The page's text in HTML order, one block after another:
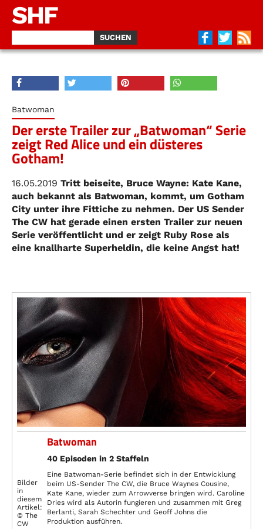
SHF
Batwoman
Der erste Trailer zur „Batwoman“ Serie
zeigt Red Alice und ein düsteres
Gotham!
16.05.2019 Tritt beiseite, Bruce Wayne: Kate Kane,
auch bekannt als Batwoman, kommt, um Gotham
City unter ihre Fittiche zu nehmen. Der US Sender
The CW hat gerade einen ersten Trailer zur neuen
Serie veröffentlicht und er zeigt Ruby Rose als
eine knallharte Superheldin, die keine Angst hat!
Bilder
in
diesem
Artikel:
© The
CW
Batwoman
40 Episoden in 2 Staffeln
Eine Batwoman-Serie befindet sich in der Entwicklung
beim US-Sender The CW, die Bruce Waynes Cousine,
Kate Kane, wieder zum Arrowverse bringen wird. Caroline
Dries wird als Autorin fungieren und zusammen mit Greg
Berlanti, Sarah Schechter und Geoff Johns die
Produktion ausführen.